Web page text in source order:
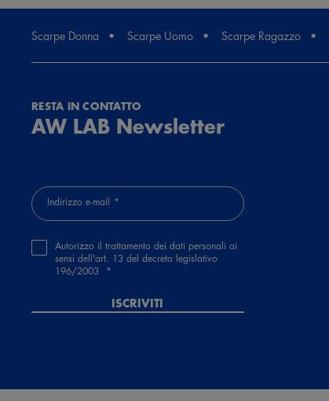
Scarpe Donna Scarpe Uomo Scarpe Ragazzo
RESTA IN CONTATTO
AW LAB Newsletter
Indirizzo e-mail
Autorizzo il trattamento dei dati personali ai
sensi dell'art. 13 del decreto legislativo
196/2003
ISCRIVITI